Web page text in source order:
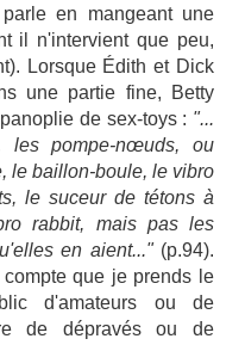
en mangeant une
il n'intervient que peu,
Lorsque Édith et Dick
une partie fine, Betty
de sex-toys : "...
les pompe-nœuds, ou
le baillon-boule, le vibro
le suceur de tétons à
rabbit, mais pas les
en aient..." (p.94).
que je prends le
d'amateurs ou de
de dépravés ou de